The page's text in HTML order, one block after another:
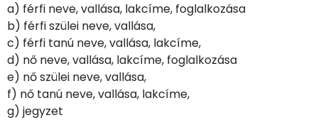
a) férfi neve, vallása, lakcíme, foglalkozása
b) férfi szülei neve, vallása,
c) férfi tanú neve, vallása, lakcíme,
d) nő neve, vallása, lakcíme, foglalkozása
e) nő szülei neve, vallása,
f) nő tanú neve, vallása, lakcíme,
g) jegyzet